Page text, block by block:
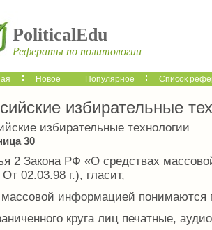
PoliticalEdu
Рефераты по политологии
Новое Популярное Список
избирательные
избирательные технологии
30
2 Закона РФ «О средствах
02.03.98 г.), гласит,
информацией понимаются
круга лиц печатные,